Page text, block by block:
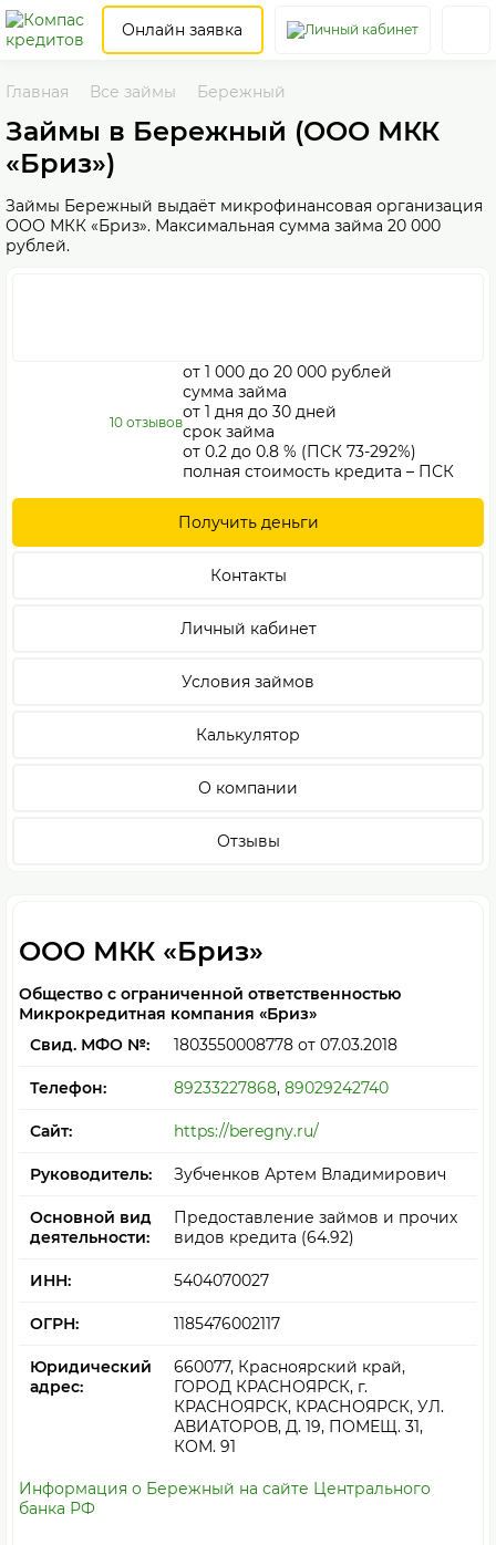
Онлайн заявка
Главная Все займы Бережный
Займы в Бережный (ООО МКК
«Бриз»)
Займы Бережный выдаёт микрофинансовая организация
ООО МКК «Бриз». Максимальная сумма займа 20 000
рублей.
10 отзывов
от 1 000 до 20 000 рублей
сумма займа
от 1 дня до 30 дней
срок займа
от 0.2 до 0.8 % (ПСК 73-292%)
полная стоимость кредита – ПСК
Получить деньги
Контакты
Личный кабинет
Условия займов
Калькулятор
О компании
Отзывы
ООО МКК «Бриз»
Общество с ограниченной ответственностью
Микрокредитная компания «Бриз»
Свид. МФО №:
1803550008778 от 07.03.2018
Телефон: 89233227868, 89029242740
Сайт: https://beregny.ru/
Руководитель: Зубченков Артем Владимирович
Основной вид
деятельности:
Предоставление займов и прочих
видов кредита (64.92)
ИНН: 5404070027
ОГРН: 1185476002117
Юридический
адрес:
660077, Красноярский край,
ГОРОД КРАСНОЯРСК, г.
КРАСНОЯРСК, КРАСНОЯРСК, УЛ.
АВИАТОРОВ, Д. 19, ПОМЕЩ. 31,
КОМ. 91
Информация о Бережный на сайте Центрального
банка РФ